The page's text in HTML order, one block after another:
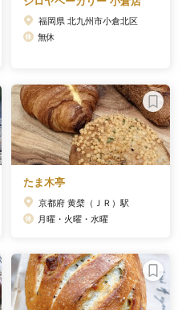
福岡県 北九州市小倉北区
無休
たま木亭
京都府 黄檗（ＪＲ）駅
月曜・火曜・水曜